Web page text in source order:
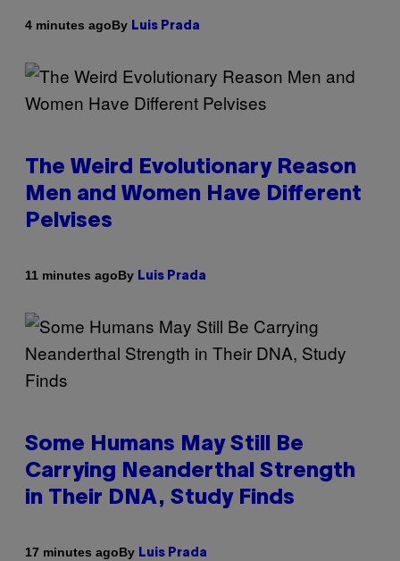
4 minutes agoBy Luis Prada
The Weird Evolutionary Reason
Men and Women Have Different
Pelvises
11 minutes agoBy Luis Prada
Some Humans May Still Be
Carrying Neanderthal Strength
in Their DNA, Study Finds
17 minutes agoBy Luis Prada